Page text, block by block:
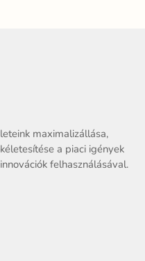
maximalizállása,
a piaci igények
felhasználásával.